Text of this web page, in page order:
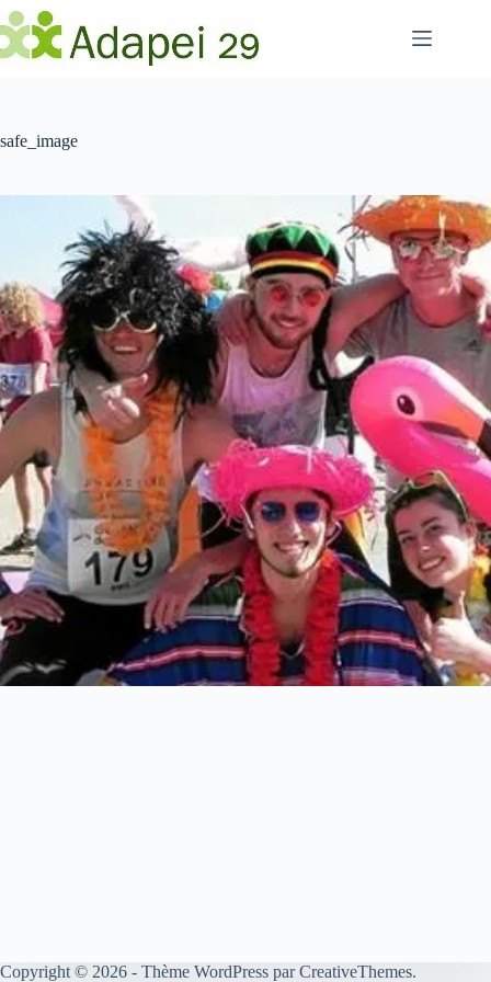
Passer
au
contenu
safe_image
Copyright © 2026 - Thème WordPress parCreativeThemes.